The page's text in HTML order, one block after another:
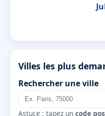
Villes les plus
Rechercher une ville
Astuce : tapez un code